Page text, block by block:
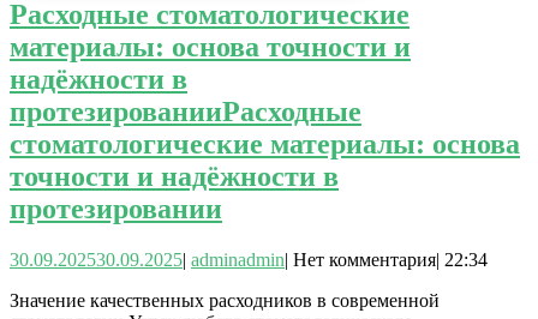
Расходные стоматологические
материалы: основа точности и
надёжности в
протезированииРасходные
стоматологические материалы: основа
точности и надёжности в
протезировании
30.09.202530.09.2025| adminadmin| Нет комментария| 22:34
Значение качественных расходников в современной